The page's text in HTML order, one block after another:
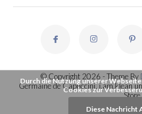
© Copyright 2026 - Theme By
Germaine de Capuccini, i.am.klean
Store
Durch die Nutzung unserer
Cookies zur
Diese Nachricht